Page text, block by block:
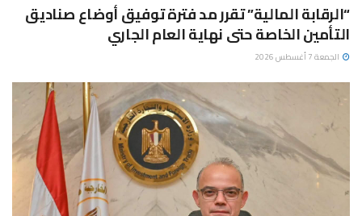
“الرقابة المالية” تقرر مد فترة توفيق أوضاع صناديق
التأمين الخاصة حتى نهاية العام الجاري
الجمعة 7 أغسطس 2026